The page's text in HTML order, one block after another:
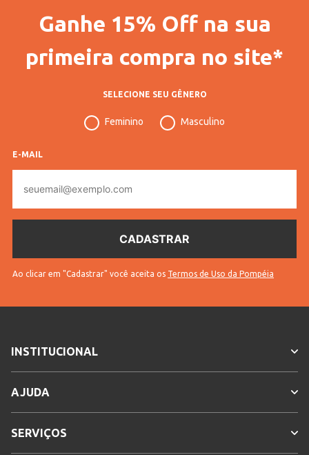
Vendido Por Lojas Pompéia
Código Completo 10307606140103
Feminino
Infantil
Cores
Personagens Stitch
Ganhe 15% Off na sua
primeira compra no site*
SELECIONE SEU GÊNERO
Feminino Masculino
E-MAIL
mail
Ao clicar em "Cadastrar" você aceita os Termos de Uso da Pompéia
INSTITUCIONAL
AJUDA
SERVIÇOS